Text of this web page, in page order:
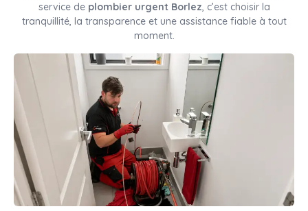
service de plombier urgent Borlez, c’est choisir la
tranquillité, la transparence et une assistance fiable à tout
moment.